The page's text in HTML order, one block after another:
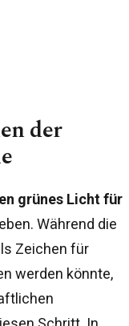
der
grünes Licht für
Während die
Zeichen für
werden könnte,